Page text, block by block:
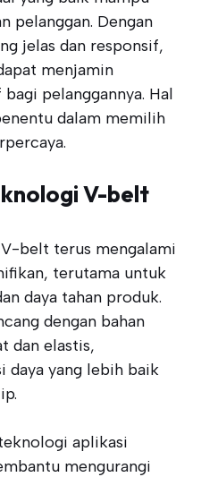
pelanggan. Dengan
jelas dan responsif,
menjamin
pelanggannya. Hal
dalam memilih
V-belt
belt terus mengalami
terutama untuk
daya tahan produk.
dengan bahan
dan elastis,
daya yang lebih baik
aplikasi
mengurangi